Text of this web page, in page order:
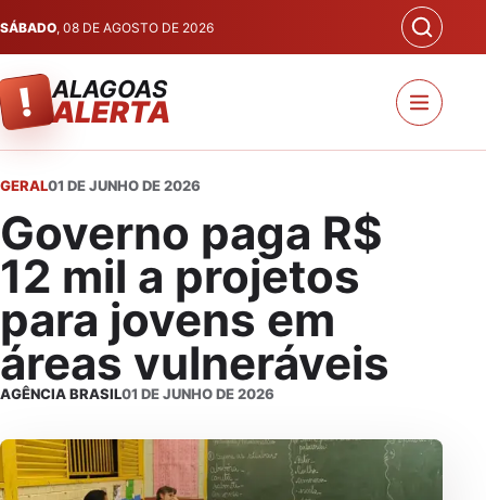
SÁBADO, 08 DE AGOSTO DE 2026
! ALAGOAS
ALERTA
GERAL01 DE JUNHO DE 2026
Governo paga R$
12 mil a projetos
para jovens em
áreas vulneráveis
AGÊNCIA BRASIL01 DE JUNHO DE 2026